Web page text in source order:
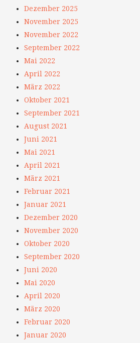
Dezember 2025
November 2025
November 2022
September 2022
Mai 2022
April 2022
März 2022
Oktober 2021
September 2021
August 2021
Juni 2021
Mai 2021
April 2021
März 2021
Februar 2021
Januar 2021
Dezember 2020
November 2020
Oktober 2020
September 2020
Juni 2020
Mai 2020
April 2020
März 2020
Februar 2020
Januar 2020